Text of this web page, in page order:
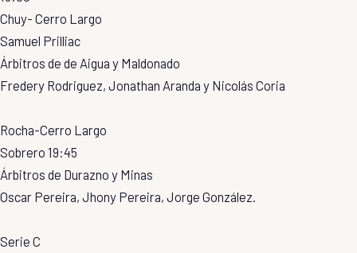
Chuy- Cerro Largo
Samuel Prilliac
Árbitros de de Aigua y Maldonado
Fredery Rodriguez, Jonathan Aranda y Nicolás Coria
Rocha-Cerro Largo
Sobrero 19:45
Árbitros de Durazno y Minas
Oscar Pereira, Jhony Pereira, Jorge González.
Serie C